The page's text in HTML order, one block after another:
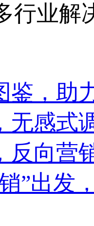
行业解
鉴，助
无感式
反向营
”出发